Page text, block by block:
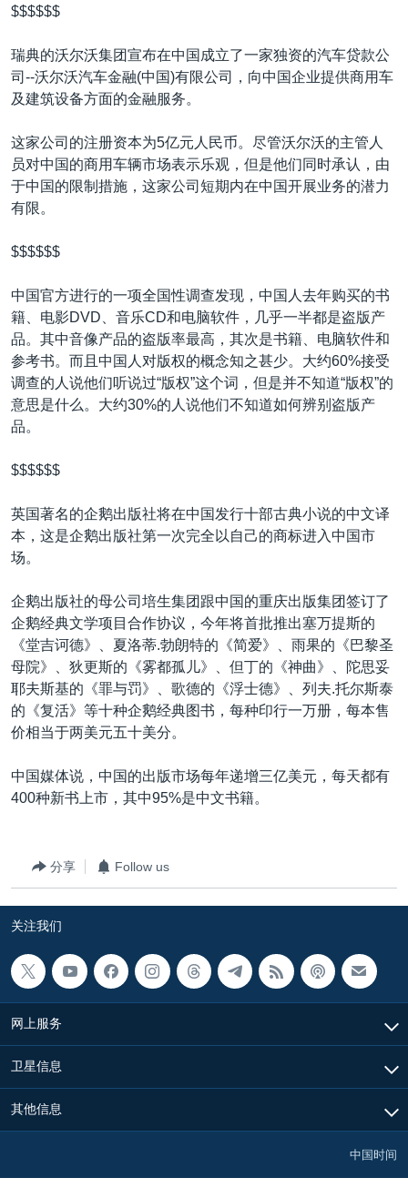
$$$$$$
瑞典的沃尔沃集团宣布在中国成立了一家独资的汽车贷款公
司--沃尔沃汽车金融(中国)有限公司，向中国企业提供商用车
及建筑设备方面的金融服务。
这家公司的注册资本为5亿元人民币。尽管沃尔沃的主管人
员对中国的商用车辆市场表示乐观，但是他们同时承认，由
于中国的限制措施，这家公司短期内在中国开展业务的潜力
有限。
$$$$$$
中国官方进行的一项全国性调查发现，中国人去年购买的书
籍、电影DVD、音乐CD和电脑软件，几乎一半都是盗版产
品。其中音像产品的盗版率最高，其次是书籍、电脑软件和
参考书。而且中国人对版权的概念知之甚少。大约60%接受
调查的人说他们听说过“版权”这个词，但是并不知道“版权”的
意思是什么。大约30%的人说他们不知道如何辨别盗版产
品。
$$$$$$
英国著名的企鹅出版社将在中国发行十部古典小说的中文译
本，这是企鹅出版社第一次完全以自己的商标进入中国市
场。
企鹅出版社的母公司培生集团跟中国的重庆出版集团签订了
企鹅经典文学项目合作协议，今年将首批推出塞万提斯的
《堂吉诃德》、夏洛蒂.勃朗特的《简爱》、雨果的《巴黎圣
母院》、狄更斯的《雾都孤儿》、但丁的《神曲》、陀思妥
耶夫斯基的《罪与罚》、歌德的《浮士德》、列夫.托尔斯泰
的《复活》等十种企鹅经典图书，每种印行一万册，每本售
价相当于两美元五十美分。
中国媒体说，中国的出版市场每年递增三亿美元，每天都有
400种新书上市，其中95%是中文书籍。
分享 Follow us
关注我们
网上服务
卫星信息
其他信息
中国时间